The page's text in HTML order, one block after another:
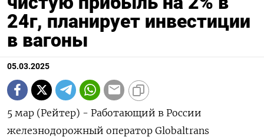
24г, планирует инвестиции
в вагоны
05.03.2025
5 мар (Рейтер) - Работающий в России
железнодорожный оператор Globaltrans